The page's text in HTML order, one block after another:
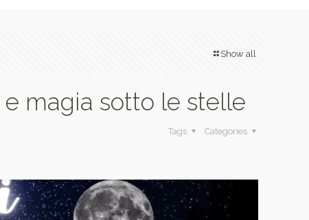
Show all
magia sotto le stelle
Categories
Tags